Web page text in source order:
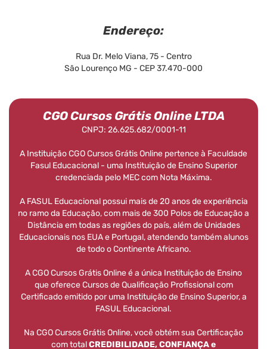
Endereço:
Rua Dr. Melo Viana, 75 - Centro
São Lourenço MG - CEP 37.470-000
CGO Cursos Grátis Online LTDA
CNPJ: 26.625.682/0001-11
A Instituição CGO Cursos Grátis Online pertence à Faculdade
Fasul Educacional - uma Instituição de Ensino Superior
credenciada pelo MEC com Nota Máxima.
A FASUL Educacional possui mais de 20 anos de experiência
no ramo da Educação, com mais de 300 Polos de Educação a
Distância em todas as regiões do país, além de Unidades
Educacionais nos EUA e Portugal, atendendo também alunos
de todo o Continente Africano.
A CGO Cursos Grátis Online é a única Instituição de Ensino
que oferece Cursos de Qualificação Profissional com
Certificado emitido por uma Instituição de Ensino Superior, a
FASUL Educacional.
Na CGO Cursos Grátis Online, você obtém sua Certificação
com totalCREDIBILIDADE, CONFIANÇA e